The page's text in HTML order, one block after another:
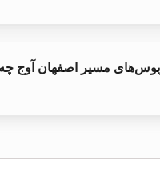
مسیر اصفهان آوج چه